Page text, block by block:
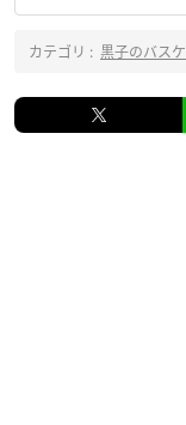
カテゴリ : 黒子のバスケ